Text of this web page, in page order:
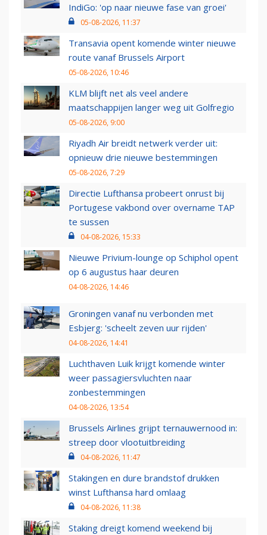
IndiGo: 'op naar nieuwe fase van groei'
05-08-2026, 11:37
Transavia opent komende winter nieuwe
route vanaf Brussels Airport
05-08-2026, 10:46
KLM blijft net als veel andere
maatschappijen langer weg uit Golfregio
05-08-2026, 9:00
Riyadh Air breidt netwerk verder uit:
opnieuw drie nieuwe bestemmingen
05-08-2026, 7:29
Directie Lufthansa probeert onrust bij
Portugese vakbond over overname TAP
te sussen
04-08-2026, 15:33
Nieuwe Privium-lounge op Schiphol opent
op 6 augustus haar deuren
04-08-2026, 14:46
Groningen vanaf nu verbonden met
Esbjerg: 'scheelt zeven uur rijden'
04-08-2026, 14:41
Luchthaven Luik krijgt komende winter
weer passagiersvluchten naar
zonbestemmingen
04-08-2026, 13:54
Brussels Airlines grijpt ternauwernood in:
streep door vlootuitbreiding
04-08-2026, 11:47
Stakingen en dure brandstof drukken
winst Lufthansa hard omlaag
04-08-2026, 11:38
Staking dreigt komend weekend bij